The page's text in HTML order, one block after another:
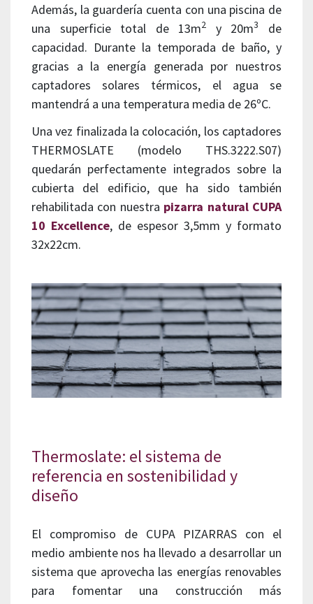
Además, la guardería cuenta con una piscina de
una superficie total de 13m2 y 20m3
de
capacidad. Durante la temporada de baño, y
gracias a la energía generada por nuestros
captadores solares térmicos, el agua se
mantendrá a una temperatura media de 26ºC.
Una vez finalizada la colocación, los captadores
THERMOSLATE (modelo THS.3222.S07)
quedarán perfectamente integrados sobre la
cubierta del edificio, que ha sido también
rehabilitada con nuestra pizarra natural CUPA
10 Excellence, de espesor 3,5mm y formato
32x22cm.
Thermoslate: el sistema de
referencia en sostenibilidad y
diseño
El compromiso de CUPA PIZARRAS con el
medio ambiente nos ha llevado a desarrollar un
sistema que aprovecha las energías renovables
para fomentar una construcción más